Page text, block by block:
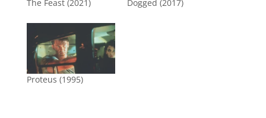
The Feast (2021) Dogged (2017)
Proteus (1995)